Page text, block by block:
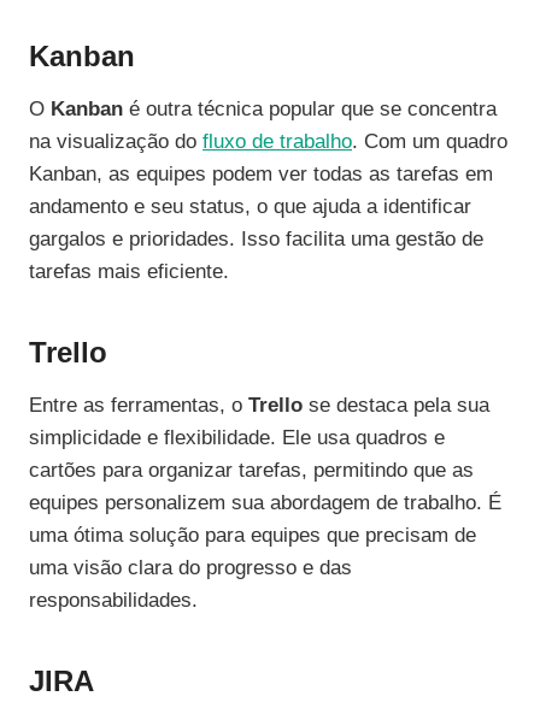
Kanban
O Kanban é outra técnica popular que se concentra
na visualização do fluxo de trabalho. Com um quadro
Kanban, as equipes podem ver todas as tarefas em
andamento e seu status, o que ajuda a identificar
gargalos e prioridades. Isso facilita uma gestão de
tarefas mais eficiente.
Trello
Entre as ferramentas, o Trello se destaca pela sua
simplicidade e flexibilidade. Ele usa quadros e
cartões para organizar tarefas, permitindo que as
equipes personalizem sua abordagem de trabalho. É
uma ótima solução para equipes que precisam de
uma visão clara do progresso e das
responsabilidades.
JIRA